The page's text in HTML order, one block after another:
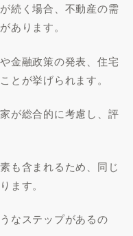
続く場合、不動産の需
あります。
金融政策の発表、住宅
とが挙げられます。
が総合的に考慮し、評
も含まれるため、同じ
ます。
なステップがあるの